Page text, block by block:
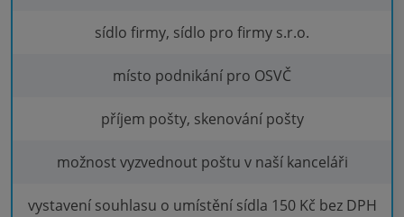
sídlo firmy, sídlo pro firmy s.r.o.
místo podnikání pro OSVČ
příjem pošty, skenování pošty
možnost vyzvednout poštu v naší kanceláři
vystavení souhlasu o umístění sídla 150 Kč bez DPH